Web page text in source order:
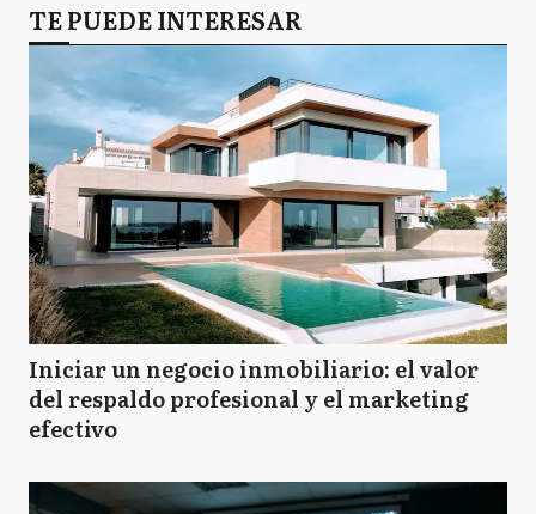
TE PUEDE INTERESAR
Iniciar un negocio inmobiliario: el valor
del respaldo profesional y el marketing
efectivo